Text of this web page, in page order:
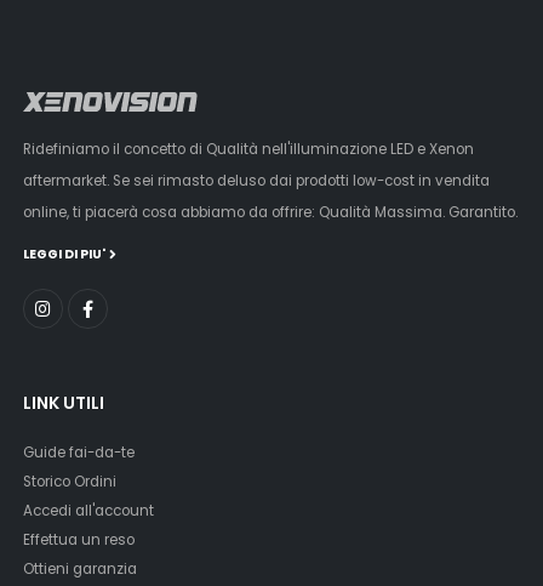
Ridefiniamo il concetto di Qualità nell'illuminazione LED e Xenon
aftermarket. Se sei rimasto deluso dai prodotti low-cost in vendita
online, ti piacerà cosa abbiamo da offrire: Qualità Massima. Garantito.
LEGGI DI PIU'
LINK UTILI
Guide fai-da-te
Storico Ordini
Accedi all'account
Effettua un reso
Ottieni garanzia